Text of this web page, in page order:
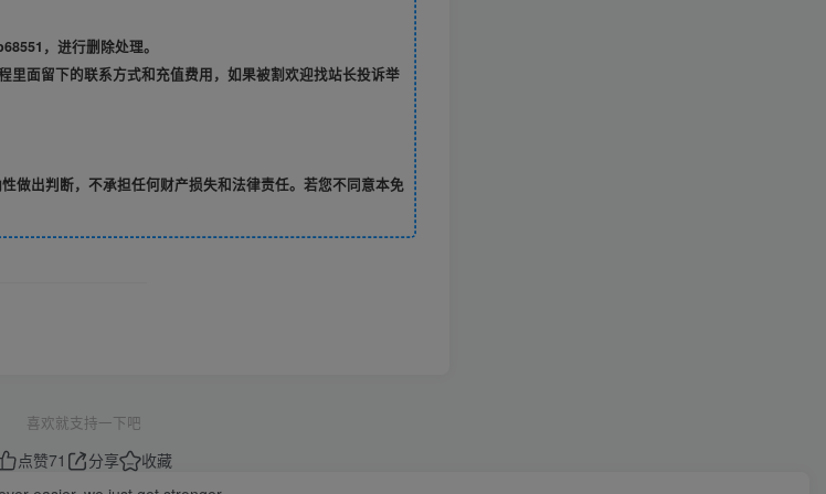
，进行删除处理。
面留下的联系方式和充值费用，如果被割欢迎找站长投诉举
做出判断，不承担任何财产损失和法律责任。若您不同意本免
喜欢就支持一下吧
点赞71 分享
收藏